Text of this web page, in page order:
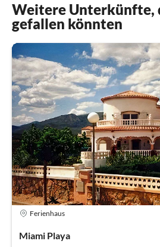
Weitere Unterkünfte,
gefallen könnten
Ferienhaus
Miami Playa